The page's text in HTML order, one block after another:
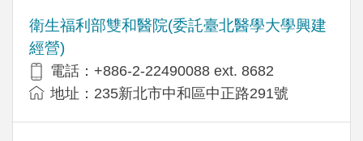
衛生福利部雙和醫院(委託臺北醫學大學興建
經營)
電話：+​886-2-22490088 ext. 8682
地址：​235新北市中和區中正路291號